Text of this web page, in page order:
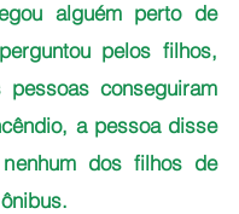
alguém perto de
pelos filhos,
pessoas conseguiram
a pessoa disse
dos filhos de